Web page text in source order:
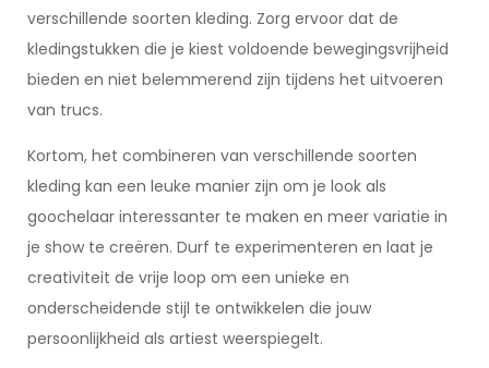
verschillende soorten kleding. Zorg ervoor dat de
kledingstukken die je kiest voldoende bewegingsvrijheid
bieden en niet belemmerend zijn tijdens het uitvoeren
van trucs.
Kortom, het combineren van verschillende soorten
kleding kan een leuke manier zijn om je look als
goochelaar interessanter te maken en meer variatie in
je show te creëren. Durf te experimenteren en laat je
creativiteit de vrije loop om een unieke en
onderscheidende stijl te ontwikkelen die jouw
persoonlijkheid als artiest weerspiegelt.